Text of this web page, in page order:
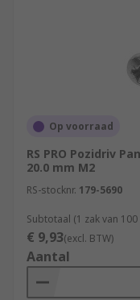
Op voorraad
RS PRO Pozidriv
20.0 mm M2
RS-stocknr. 179-5690
Subtotaal (1 zak van
€ 9,93(excl. BTW)
Aantal